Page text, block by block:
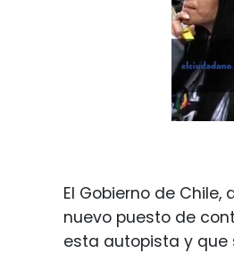
El Gobierno de
nuevo puesto de
esta autopista y que